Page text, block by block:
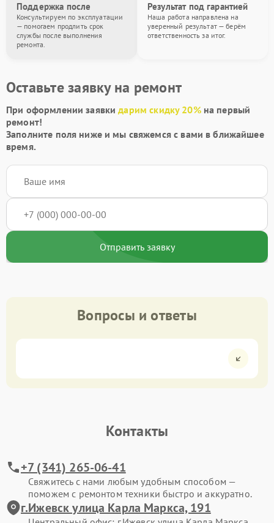
Поддержка после
Консультируем по эксплуатации
— помогаем продлить срок
службы после выполнения
ремонта.
Результат под гарантией
Наша работа направлена на
уверенный результат — берём
ответственность за итог.
Оставьте заявку на ремонт
При оформлении заявкидарим скидку 20%на первый
ремонт!
Заполните поля ниже и мы свяжемся с вами в ближайшее
время.
Отправить заявку
Вопросы и ответы
Контакты
+7 (341) 265-06-41
Свяжитесь с нами любым удобным способом —
поможем с ремонтом техники быстро и аккуратно.
г.Ижевск улица Карла Маркса, 191